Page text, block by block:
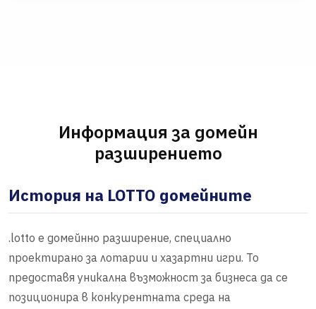
Информация за домейн
разширението
История на LOTTO домейните
.lotto е домейнно разширение, специално
проектирано за лотарии и хазартни игри. То
предоставя уникална възможност за бизнеса да се
позиционира в конкурентната среда на